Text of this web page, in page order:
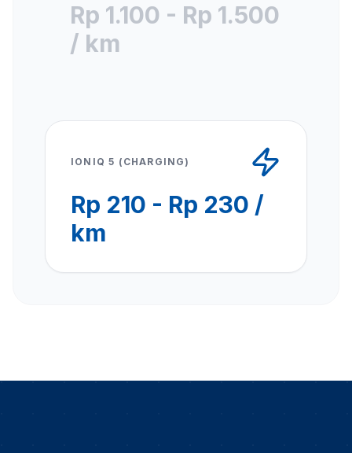
Rp 1.100 - Rp 1.500
/ km
IONIQ 5 (CHARGING)
Rp 210 - Rp 230 /
km